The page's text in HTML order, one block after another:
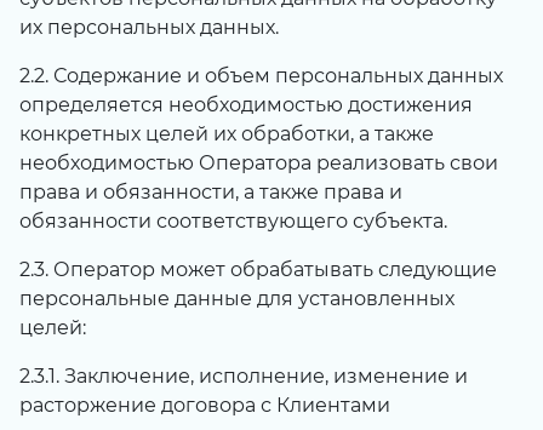
их персональных данных.
2.2. Содержание и объем персональных данных
определяется необходимостью достижения
конкретных целей их обработки, а также
необходимостью Оператора реализовать свои
права и обязанности, а также права и
обязанности соответствующего субъекта.
2.3. Оператор может обрабатывать следующие
персональные данные для установленных
целей:
2.3.1. Заключение, исполнение, изменение и
расторжение договора с Клиентами